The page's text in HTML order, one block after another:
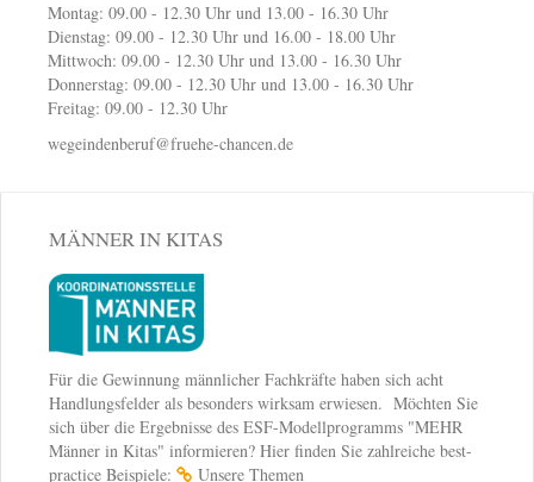
Montag: 09.00 - 12.30 Uhr und 13.00 - 16.30 Uhr
Dienstag: 09.00 - 12.30 Uhr und 16.00 - 18.00 Uhr
Mittwoch: 09.00 - 12.30 Uhr und 13.00 - 16.30 Uhr
Donnerstag: 09.00 - 12.30 Uhr und 13.00 - 16.30 Uhr
Freitag: 09.00 - 12.30 Uhr
wegeindenberuf@fruehe-chancen.de
MÄNNER IN KITAS
Für die Gewinnung männlicher Fachkräfte haben sich acht
Handlungsfelder als besonders wirksam erwiesen. Möchten Sie
sich über die Ergebnisse des ESF-Modellprogramms "MEHR
Männer in Kitas" informieren? Hier finden Sie zahlreiche best-
practice Beispiele:
Unsere Themen